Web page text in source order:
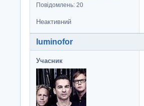
Повідомлень: 20
Неактивний
luminofor
Учасник